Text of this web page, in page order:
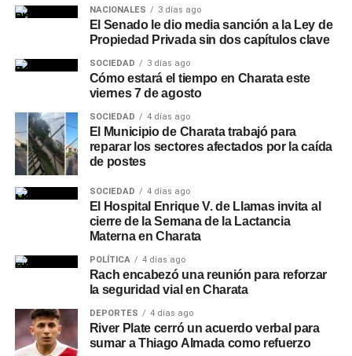
NACIONALES 3 días ago
El Senado le dio media sanción a la Ley de
Propiedad Privada sin dos capítulos clave
SOCIEDAD 3 días ago
Cómo estará el tiempo en Charata este
viernes 7 de agosto
SOCIEDAD 4 días ago
El Municipio de Charata trabajó para
reparar los sectores afectados por la caída
de postes
SOCIEDAD 4 días ago
El Hospital Enrique V. de Llamas invita al
cierre de la Semana de la Lactancia
Materna en Charata
POLÍTICA 4 días ago
Rach encabezó una reunión para reforzar
la seguridad vial en Charata
DEPORTES 4 días ago
River Plate cerró un acuerdo verbal para
sumar a Thiago Almada como refuerzo